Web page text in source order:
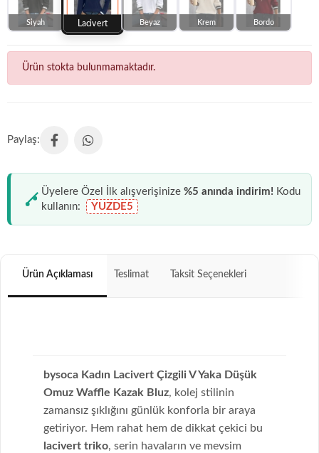
Siyah Lacivert Beyaz Krem Bordo
Ürün stokta bulunmamaktadır.
Üyelere Özel İlk alışverişinize %5 anında indirim! Kodu
kullanın:
YUZDE5
Ürün Açıklaması Teslimat Taksit Seçenekleri
bysoca Kadın Lacivert Çizgili V Yaka Düşük
Omuz Waffle Kazak Bluz, kolej stilinin
zamansız şıklığını günlük konforla bir araya
getiriyor. Hem rahat hem de dikkat çekici bu
lacivert triko, serin havaların ve mevsim